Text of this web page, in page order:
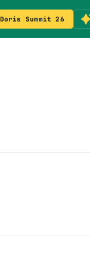
Doris Summit 26